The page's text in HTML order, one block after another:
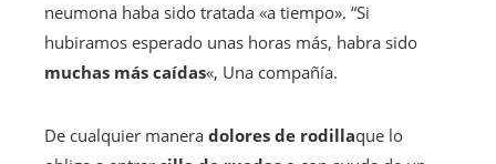
neumona haba sido tratada «a tiempo». “Si
hubiramos esperado unas horas más, habra sido
muchas más caídas«, Una compañía.
De cualquier manera dolores de rodillaque lo